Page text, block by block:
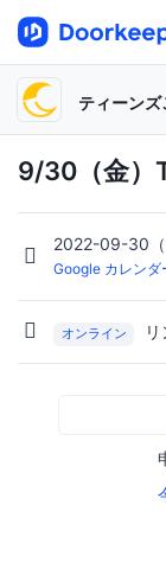
ティーン
9/30（金）
2022-09-30
Google カレンダ
オンライン